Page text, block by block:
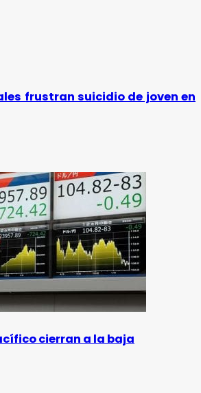
frustran suicidio de joven en
cierran a la baja